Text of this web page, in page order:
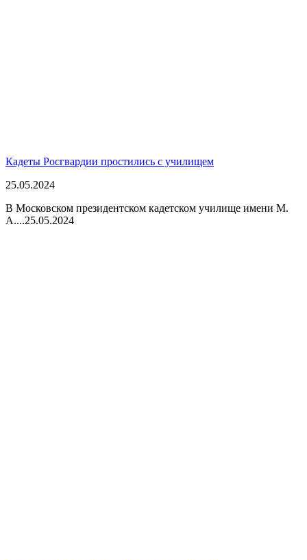
Кадеты Росгвардии простились с училищем
25.05.2024
В Московском президентском кадетском училище имени М.
А....25.05.2024